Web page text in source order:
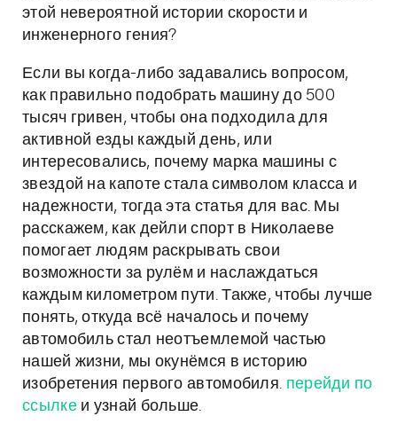
этой невероятной истории скорости и
инженерного гения?
Если вы когда-либо задавались вопросом,
как правильно подобрать машину до 500
тысяч гривен, чтобы она подходила для
активной езды каждый день, или
интересовались, почему марка машины с
звездой на капоте стала символом класса и
надежности, тогда эта статья для вас. Мы
расскажем, как дейли спорт в Николаеве
помогает людям раскрывать свои
возможности за рулём и наслаждаться
каждым километром пути. Также, чтобы лучше
понять, откуда всё началось и почему
автомобиль стал неотъемлемой частью
нашей жизни, мы окунёмся в историю
изобретения первого автомобиля. перейди по
ссылкеи узнай больше.